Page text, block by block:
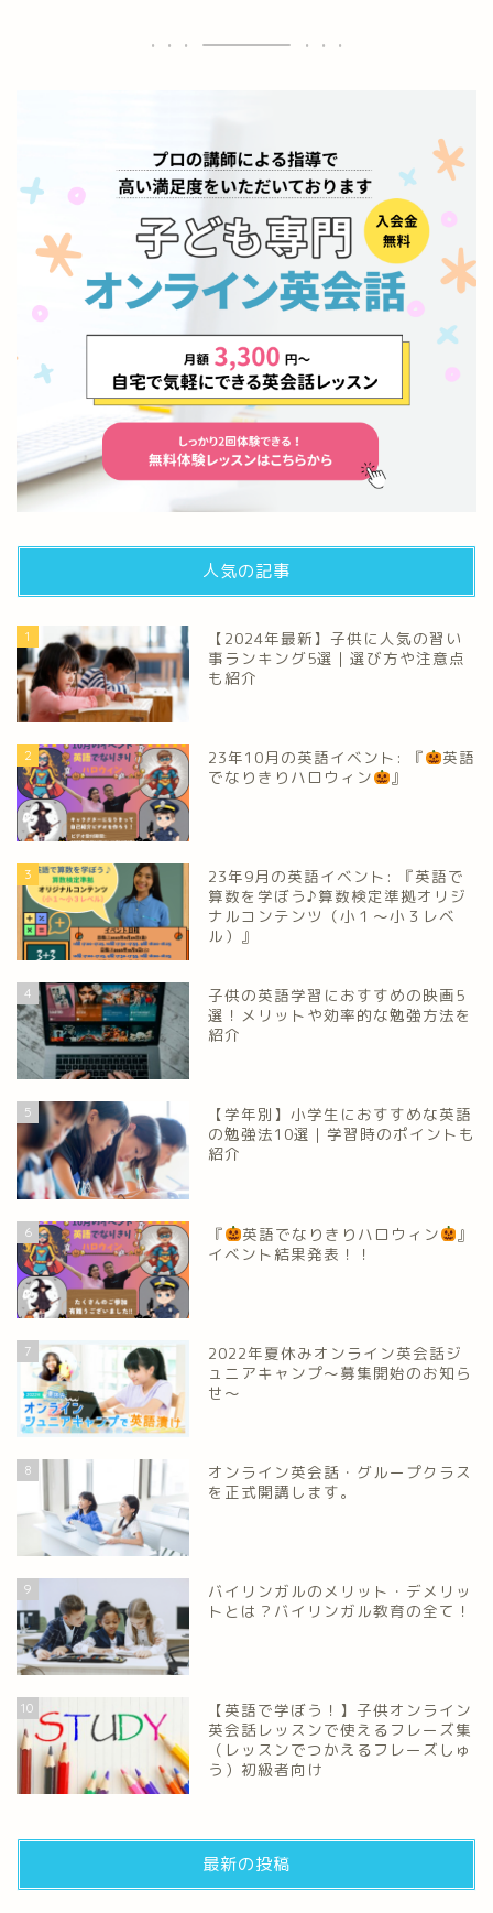
人気の記事
1
【2024年最新】子供に人気の習い
事ランキング5選｜選び方や注意点
も紹介
2 23年10月の英語イベント: 『
英語
でなりきりハロウィン
』
3
23年9月の英語イベント: 『英語で
算数を学ぼう♪算数検定準拠オリジ
ナルコンテンツ（小１～小３レベ
ル）』
4
子供の英語学習におすすめの映画5
選！メリットや効率的な勉強方法を
紹介
5
【学年別】小学生におすすめな英語
の勉強法10選｜学習時のポイントも
紹介
6 『 英語でなりきりハロウィン
』
イベント結果発表！！
7
2022年夏休みオンライン英会話ジ
ュニアキャンプ～募集開始のお知ら
せ～
8
オンライン英会話・グループクラス
を正式開講します。
9
バイリンガルのメリット・デメリッ
トとは？バイリンガル教育の全て！
10
【英語で学ぼう！】子供オンライン
英会話レッスンで使えるフレーズ集
（レッスンでつかえるフレーズしゅ
う）初級者向け
最新の投稿